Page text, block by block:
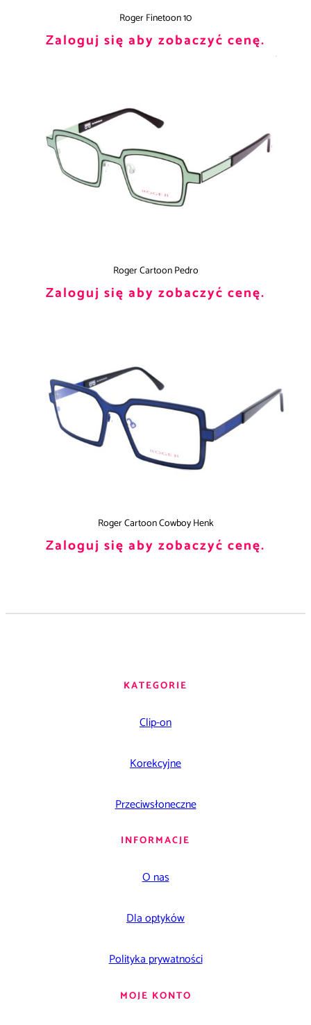
Roger Finetoon 10
Zaloguj się aby zobaczyć cenę.
Roger Cartoon Pedro
Zaloguj się aby zobaczyć cenę.
Roger Cartoon Cowboy Henk
Zaloguj się aby zobaczyć cenę.
KATEGORIE
Clip-on
Korekcyjne
Przeciwsłoneczne
INFORMACJE
O nas
Dla optyków
Polityka prywatności
MOJE KONTO